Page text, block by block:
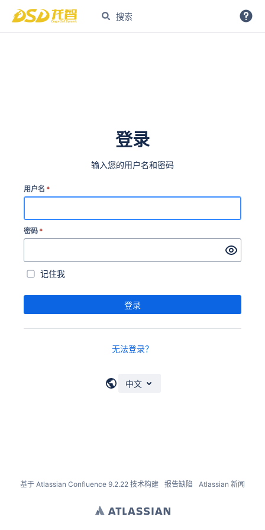
登录
输入您的用户名和密码
用户名 *
密码 *
记住我
登录
无法登录？
中文
基于 Atlassian Confluence 9.2.22 技术构建 报告缺陷 Atlassian 新闻